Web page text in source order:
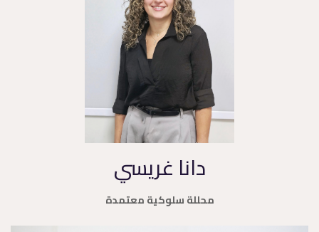
دانا غريسي
محللة سلوكية معتمدة